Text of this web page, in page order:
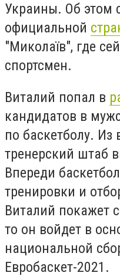
Украины. Об этом
официальной
"Миколаїв", где
спортсмен.
Виталий попал в
кандидатов в
по баскетболу. Из
тренерский штаб
Впереди
тренировки и
Виталий покажет
то он войдет в
национальной
Евробаскет-2021.